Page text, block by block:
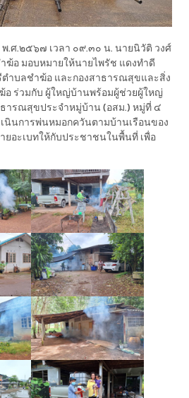
.ศ.๒๕๖๗ เวลา ๐๙.๓๐ น. นายนิวัติ วงศ์
ฆ้อ มอบหมายให้นายไพรัช แดงทำดี
ำบลชำฆ้อ และกองสาธารณสุขและสิ่ง
อ ร่วมกับ ผู้ใหญ่บ้านพร้อมผู้ช่วยผู้ใหญ่
ารณสุขประจำหมู่บ้าน (อสม.) หมู่ที่ ๔
นินการพ่นหมอกควันตามบ้านเรือนของ
อะเบทให้กับประชาชนในพื้นที่ เพื่อ